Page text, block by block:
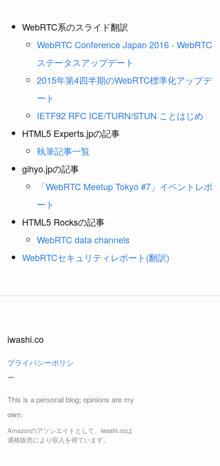
WebRTC系のスライド翻訳
WebRTC Conference Japan 2016 - WebRTC
ステータスアップデート
2015年第4四半期のWebRTC標準化アップデ
ート
IETF92 RFC ICE/TURN/STUN ことはじめ
HTML5 Experts.jpの記事
執筆記事一覧
gihyo.jpの記事
「WebRTC Meetup Tokyo #7」イベントレポ
ート
HTML5 Rocksの記事
WebRTC data channels
WebRTCセキュリティレポート(翻訳)
iwashi.co
プライバシーポリシ
ー
This is a personal blog; opinions are my
own.
Amazonのアソシエイトとして、iwashi.coは
適格販売により収入を得ています。